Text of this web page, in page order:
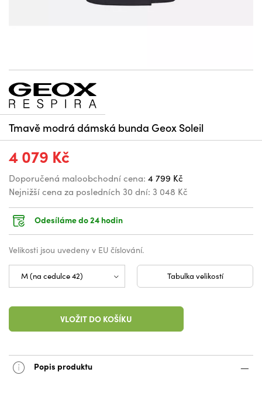
Tmavě modrá dámská bunda Geox Soleil
4 079 Kč
Doporučená maloobchodní cena: 4 799 Kč
Nejnižší cena za posledních 30 dní: 3 048 Kč
Odesíláme do 24 hodin
Velikosti jsou uvedeny v EU číslování.
Tabulka velikostí
VLOŽIT DO KOŠÍKU
Popis produktu